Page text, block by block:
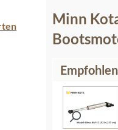
Minn